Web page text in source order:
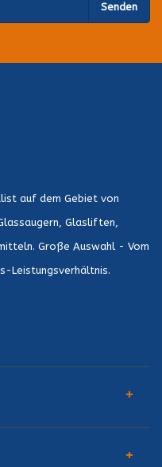
Senden
auf dem Gebiet von
Glasliften,
Große Auswahl - Vom
Leistungsverhältnis.